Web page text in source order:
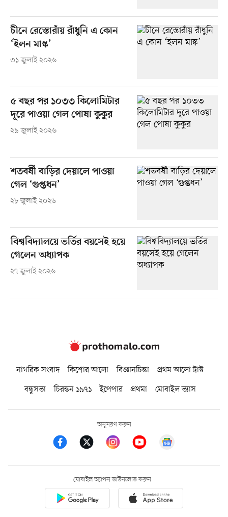
চীনে রেস্তোরাঁয় রাঁধুনি এ কোন
‘ইলন মাস্ক’
৩১ জুলাই ২০২৬
৫ বছর পর ১০৩৩ কিলোমিটার
দূরে পাওয়া গেল পোষা কুকুর
২৯ জুলাই ২০২৬
শতবর্ষী বাড়ির দেয়ালে পাওয়া
গেল ‘গুপ্তধন’
২৮ জুলাই ২০২৬
বিশ্ববিদ্যালয়ে ভর্তির বয়সেই হয়ে
গেলেন অধ্যাপক
২৭ জুলাই ২০২৬
নাগরিক সংবাদ কিশোর আলো বিজ্ঞানচিন্তা
প্রথম আলো ট্রাস্ট
বন্ধুসভা
চিরন্তন ১৯৭১ ইপেপার প্রথমা মোবাইল ভ্যাস
অনুসরণ করুন
মোবাইল অ্যাপস ডাউনলোড করুন